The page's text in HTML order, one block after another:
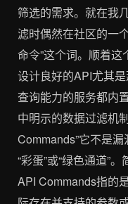
筛选的需求。就在我
滤时偶然在社区的一
命令”这个词。顺着
设计良好的API尤其
查询能力的服务都内
中明示的数据过滤机
Commands”它不是
“彩蛋”或“绿色通道”
API Commands指的